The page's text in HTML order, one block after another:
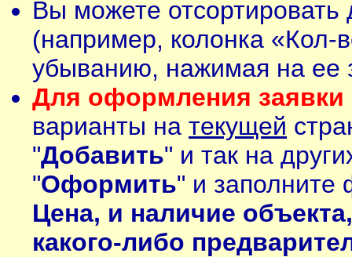
Вы можете
(например, колонка «Кол-
убыванию, нажимая на ее
Для оформления заявки
варианты на текущей
"Добавить" и так на
"Оформить" и заполните
Цена, и наличие
какого-либо